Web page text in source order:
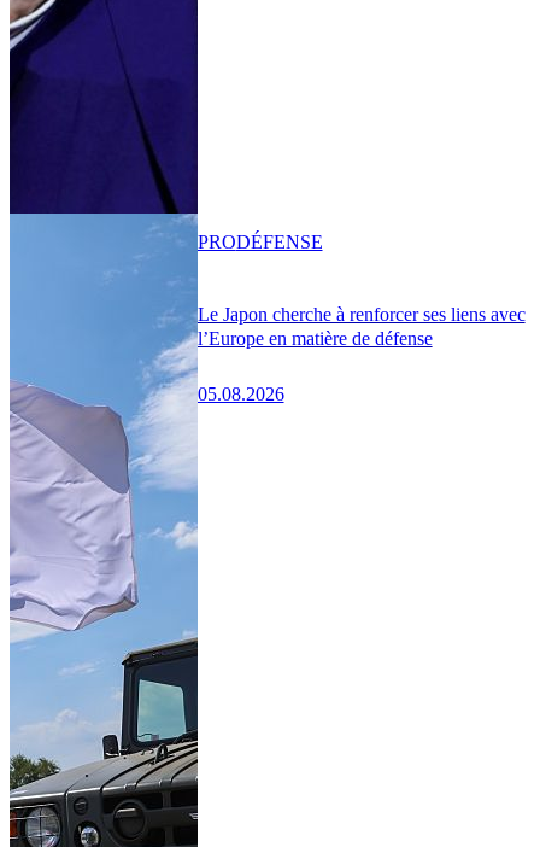
Le Japon cherche à renforcer ses liens avec
l’Europe en matière de défense
05.08.2026
PRODÉFENSE